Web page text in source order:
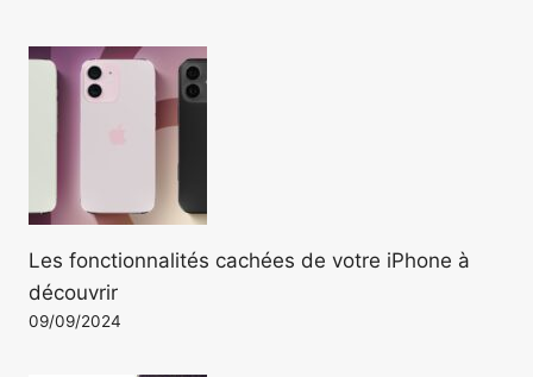
Les fonctionnalités cachées de votre iPhone à
découvrir
09/09/2024